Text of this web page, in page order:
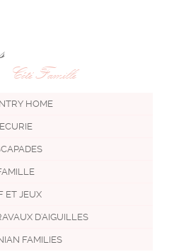
Côté Famille
HOME
ECURIE
ET JEUX
D'AIGUILLES
FAMILIES